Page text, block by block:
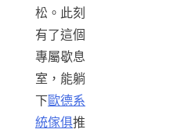
松。此刻
有了這個
專屬歇息
室，能躺
下歐德系
統傢俱推